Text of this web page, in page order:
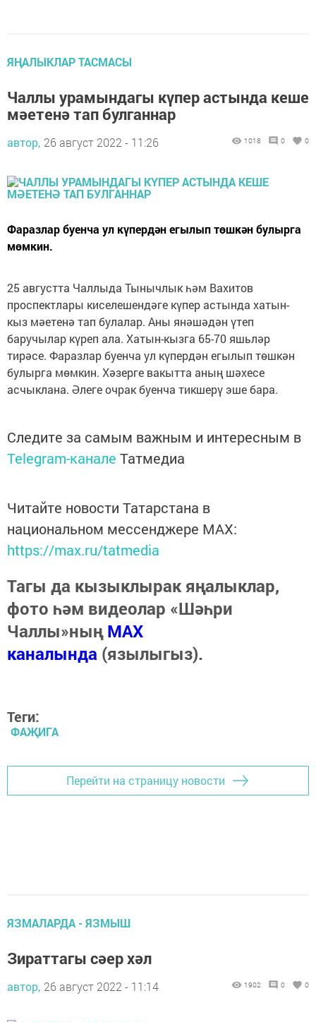
ЯҢАЛЫКЛАР ТАСМАСЫ
Чаллы урамындагы күпер астында кеше
мәетенә тап булганнар
автор, 26 август 2022 - 11:26 1018 0 0
Фаразлар буенча ул күпердән егылып төшкән булырга
мөмкин.
25 августта Чаллыда Тынычлык һәм Вахитов
проспектлары киселешендәге күпер астында хатын-
кыз мәетенә тап булалар. Аны янәшәдән үтеп
баручылар күреп ала. Хатын-кызга 65-70 яшьләр
тирәсе. Фаразлар буенча ул күпердән егылып төшкән
булырга мөмкин. Хәзерге вакытта аның шәхесе
асчыклана. Әлеге очрак буенча тикшерү эше бара.
Следите за самым важным и интересным в
Telegram-канале Татмедиа
Читайте новости Татарстана в
национальном мессенджере MАХ:
https://max.ru/tatmedia
Тагы да кызыклырак яңалыклар,
фото һәм видеолар «Шәһри
Чаллы»ныңMAX
каналында (язылыгыз).
Теги:
ФАҖИГА
Перейти на страницу новости
ЯЗМАЛАРДА - ЯЗМЫШ
Зираттагы сәер хәл
автор, 26 август 2022 - 11:14 1902 0 0